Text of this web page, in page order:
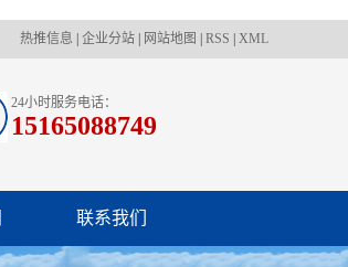
热推信息 企业分站 网站地图 RSS XML
24小时服务电话：
15165088749
联系我们